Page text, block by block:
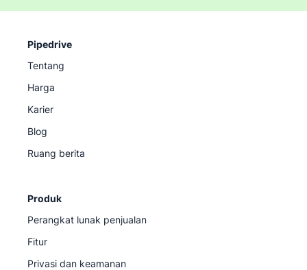
Pipedrive
Tentang
Harga
Karier
Blog
Ruang berita
Produk
Perangkat lunak penjualan
Fitur
Privasi dan keamanan